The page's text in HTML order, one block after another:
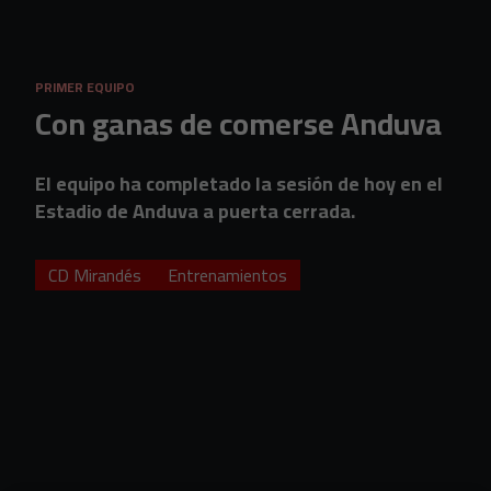
PRIMER EQUIPO
Con ganas de comerse Anduva
El equipo ha completado la sesión de hoy en el
Estadio de Anduva a puerta cerrada.
CD Mirandés Entrenamientos